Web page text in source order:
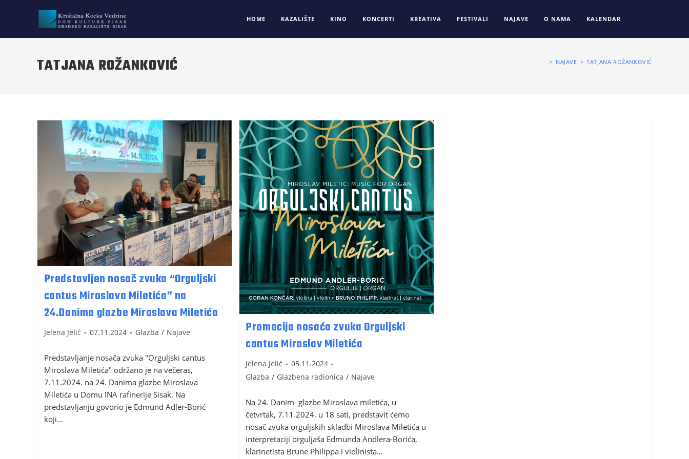
HOME KAZALIŠTE KINO KONCERTI KREATIVA FESTIVALI NAJAVE O NAMA KALENDAR
TATJANA ROŽANKOVIĆ > NAJAVE > TATJANA ROŽANKOVIĆ
Predstavljen nosač zvuka “Orguljski
cantus Miroslava Miletića” na
24.Danima glazbe Miroslava Miletića
Jelena Jelić 07.11.2024 Glazba / Najave
Predstavljanje nosača zvuka "Orguljski cantus
Miroslava Miletića" održano je na večeras,
7.11.2024. na 24. Danima glazbe Miroslava
Miletića u Domu INA rafinerije Sisak. Na
predstavljanju govorio je Edmund Adler-Borić
koji…
Promocija nosaća zvuka Orguljski
cantus Miroslav Miletića
Jelena Jelić
05.11.2024
Glazba / Glazbena radionica / Najave
Na 24. Danim glazbe Miroslava miletića, u
četvrtak, 7.11.2024. u 18 sati, predstavit ćemo
nosač zvuka orguljskih skladbi Miroslava Miletića u
interpretaciji orguljaša Edmunda Andlera-Borića,
klarinetista Brune Philippa i violinista…